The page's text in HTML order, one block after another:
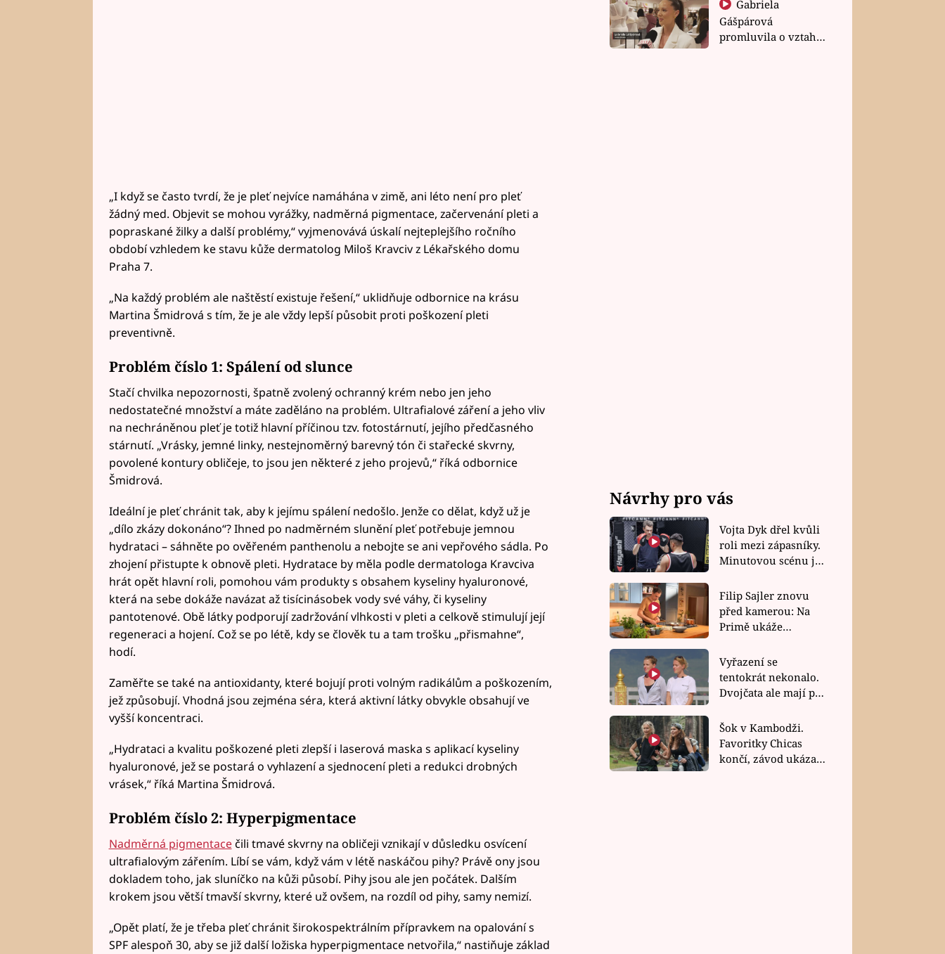
„I když se často tvrdí, že je pleť nejvíce namáhána v zimě, ani léto není pro pleť
žádný med. Objevit se mohou vyrážky, nadměrná pigmentace, začervenání pleti a
popraskané žilky a další problémy,“ vyjmenovává úskalí nejteplejšího ročního
období vzhledem ke stavu kůže dermatolog Miloš Kravciv z Lékařského domu
Praha 7.
„Na každý problém ale naštěstí existuje řešení,“ uklidňuje odbornice na krásu
Martina Šmidrová s tím, že je ale vždy lepší působit proti poškození pleti
preventivně.
Problém číslo 1: Spálení od slunce
Stačí chvilka nepozornosti, špatně zvolený ochranný krém nebo jen jeho
nedostatečné množství a máte zaděláno na problém. Ultrafialové záření a jeho vliv
na nechráněnou pleť je totiž hlavní příčinou tzv. fotostárnutí, jejího předčasného
stárnutí. „Vrásky, jemné linky, nestejnoměrný barevný tón či stařecké skvrny,
povolené kontury obličeje, to jsou jen některé z jeho projevů,“ říká odbornice
Šmidrová.
Ideální je pleť chránit tak, aby k jejímu spálení nedošlo. Jenže co dělat, když už je
„dílo zkázy dokonáno“? Ihned po nadměrném slunění pleť potřebuje jemnou
hydrataci – sáhněte po ověřeném panthenolu a nebojte se ani vepřového sádla. Po
zhojení přistupte k obnově pleti. Hydratace by měla podle dermatologa Kravciva
hrát opět hlavní roli, pomohou vám produkty s obsahem kyseliny hyaluronové,
která na sebe dokáže navázat až tisícinásobek vody své váhy, či kyseliny
pantotenové. Obě látky podporují zadržování vlhkosti v pleti a celkově stimulují její
regeneraci a hojení. Což se po létě, kdy se člověk tu a tam trošku „přismahne“,
hodí.
Zaměřte se také na antioxidanty, které bojují proti volným radikálům a poškozením,
jež způsobují. Vhodná jsou zejména séra, která aktivní látky obvykle obsahují ve
vyšší koncentraci.
„Hydrataci a kvalitu poškozené pleti zlepší i laserová maska s aplikací kyseliny
hyaluronové, jež se postará o vyhlazení a sjednocení pleti a redukci drobných
vrásek,“ říká Martina Šmidrová.
Problém číslo 2: Hyperpigmentace
Nadměrná pigmentacečili tmavé skvrny na obličeji vznikají v důsledku osvícení
ultrafialovým zářením. Líbí se vám, když vám v létě naskáčou pihy? Právě ony jsou
dokladem toho, jak sluníčko na kůži působí. Pihy jsou ale jen počátek. Dalším
krokem jsou větší tmavší skvrny, které už ovšem, na rozdíl od pihy, samy nemizí.
„Opět platí, že je třeba pleť chránit širokospektrálním přípravkem na opalování s
SPF alespoň 30, aby se již další ložiska hyperpigmentace netvořila,“ nastiňuje základ
Gabriela
Gášpárová
promluvila o vztahu
Návrhy pro vás
Vojta Dyk dřel kvůli
roli mezi zápasníky.
Minutovou scénu jel
Filip Sajler znovu
před kamerou: Na
Primě ukáže
rychlé recepty
Vyřazení se
tentokrát nekonalo.
Dvojčata ale mají po
závodu nůž na krku
Šok v Kambodži.
Favoritky Chicas
končí, závod ukázal